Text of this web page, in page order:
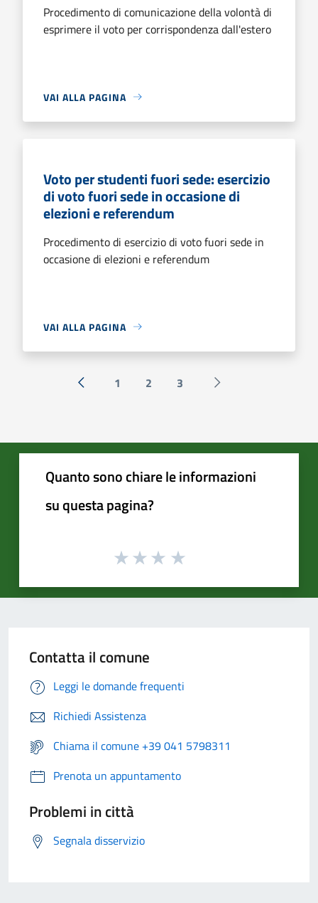
Procedimento di comunicazione della volontà di
esprimere il voto per corrispondenza dall'estero
VAI ALLA PAGINA
Voto per studenti fuori sede: esercizio
di voto fuori sede in occasione di
elezioni e referendum
Procedimento di esercizio di voto fuori sede in
occasione di elezioni e referendum
VAI ALLA PAGINA
« Precedente
1 2 3 Successiva »
Quanto sono chiare le informazioni
su questa pagina?
Contatta il comune
Leggi le domande frequenti
Richiedi Assistenza
Chiama il comune +39 041 5798311
Prenota un appuntamento
Problemi in città
Segnala disservizio